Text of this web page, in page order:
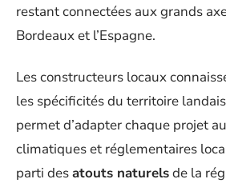
restant connectées aux grands
Bordeaux et l’Espagne.
Les constructeurs locaux
les spécificités du territoire
permet d’adapter chaque projet
climatiques et réglementaires
parti desatouts naturelsde la